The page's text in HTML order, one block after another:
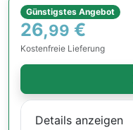
Günstigstes Angebot
26,99 €
Kostenfreie Lieferung
Details anzeigen